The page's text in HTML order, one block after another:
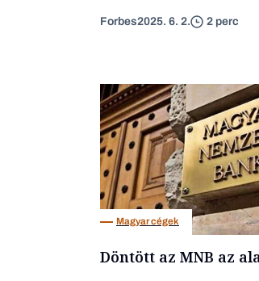
Forbes2025. 6. 2. 2 perc
Magyar cégek
Döntött az MNB az